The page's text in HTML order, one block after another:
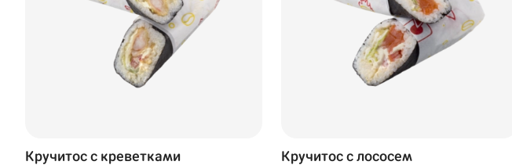
Кручитос с креветками Кручитос с лососем
Самовывоз